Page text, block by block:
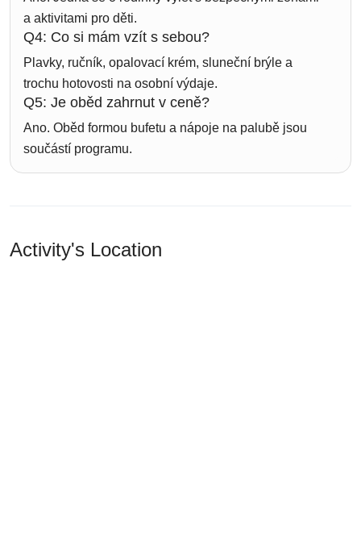
a aktivitami pro děti.
Q4: Co si mám vzít s sebou?
Plavky, ručník, opalovací krém, sluneční brýle a
trochu hotovosti na osobní výdaje.
Q5: Je oběd zahrnut v ceně?
Ano. Oběd formou bufetu a nápoje na palubě jsou
součástí programu.
Activity's Location